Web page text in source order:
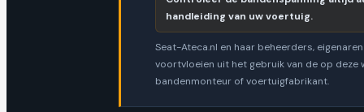
handleiding van uw voertuig.
Seat-Ateca.nl en haar beheerders,
voortvloeien uit het gebruik van de op
bandenmonteur of voertuigfabrikant.